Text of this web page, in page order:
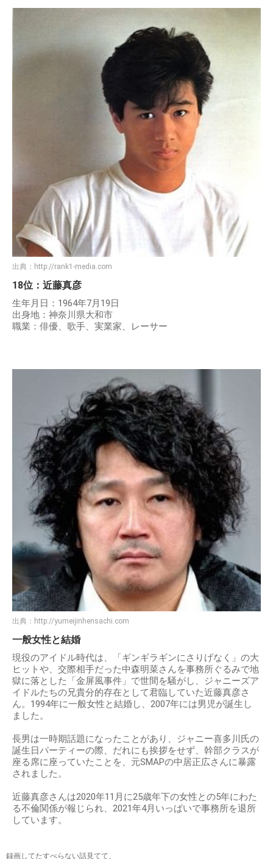
出典： http://rank1-media.com
18位：近藤真彦
生年月日：1964年7月19日
出身地：神奈川県大和市
職業：俳優、歌手、実業家、レーサー
出典： http://yumeijinhensachi.com
一般女性と結婚
現役のアイドル時代は、「ギンギラギンにさりげなく」の大
ヒットや、交際相手だった中森明菜さんを事務所ぐるみで地
獄に落とした「金屏風事件」で世間を騒がし、ジャニーズア
イドルたちの兄貴分的存在として君臨していた近藤真彦さ
ん。1994年に一般女性と結婚し、2007年には男児が誕生し
ました。
長男は一時期話題になったことがあり、ジャニー喜多川氏の
誕生日パーティーの際、だれにも挨拶をせず、幹部クラスが
座る席に座っていたことを、元SMAPの中居正広さんに暴露
されました。
近藤真彦さんは2020年11月に25歳年下の女性との5年にわた
る不倫関係が報じられ、2021年4月いっぱいで事務所を退所
しています。
録画してたすべらない話見てて、